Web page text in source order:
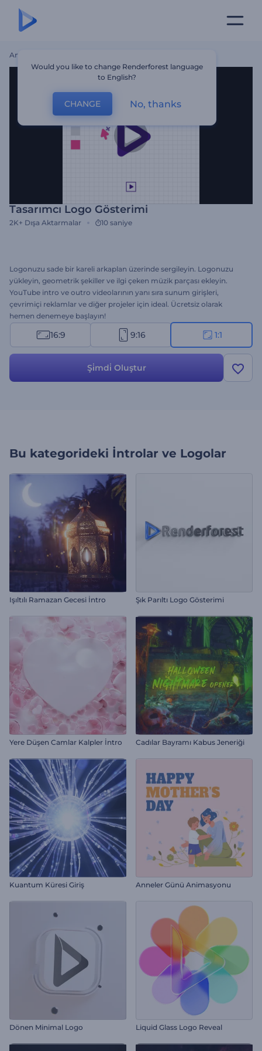
Ana Sayfa
Tasarımcı Logo Gösterimi
2K+ Dışa Aktarmalar 10 saniye
Logonuzu sade bir kareli arkaplan üzerinde sergileyin. Logonuzu
yükleyin, geometrik şekiller ve ilgi çeken müzik parçası ekleyin.
YouTube intro ve outro videolarının yanı sıra sunum girişleri,
çevrimiçi reklamlar ve diğer projeler için ideal. Ücretsiz olarak
hemen denemeye başlayın!
16:9 9:16 1:1
Şi̇mdi̇ Oluştur
Bu kategorideki İntrolar ve Logolar
Işıltılı Ramazan Gecesi İntro Şık Parıltı Logo Gösterimi
Yere Düşen Camlar Kalpler İntro Cadılar Bayramı Kabus Jeneriği
Kuantum Küresi Giriş Anneler Günü Animasyonu
Dönen Minimal Logo Liquid Glass Logo Reveal
Would you like to change Renderforest language
to English?
CHANGE No, thanks